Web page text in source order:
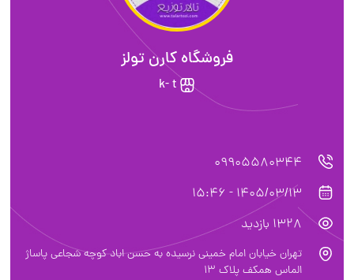
فروشگاه کارن تولز
k- t
09905580344
1405/03/13 - 15:46
1328 بازدید
تهران خیابان امام خمینی نرسیده به حسن اباد کوچه شجاعی پاساژ
الماس همکف پلاک ۱۳